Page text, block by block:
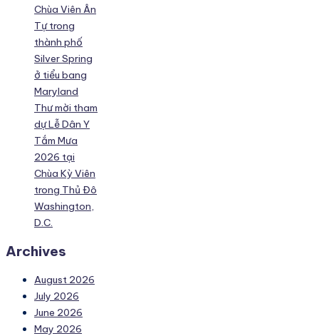
Chùa Viên Ân
Tự trong
thành phố
Silver Spring
ở tiểu bang
Maryland
Thư mời tham
dự Lễ Dân Y
Tắm Mưa
2026 tại
Chùa Kỳ Viên
trong Thủ Đô
Washington,
D.C.
Archives
August 2026
July 2026
June 2026
May 2026